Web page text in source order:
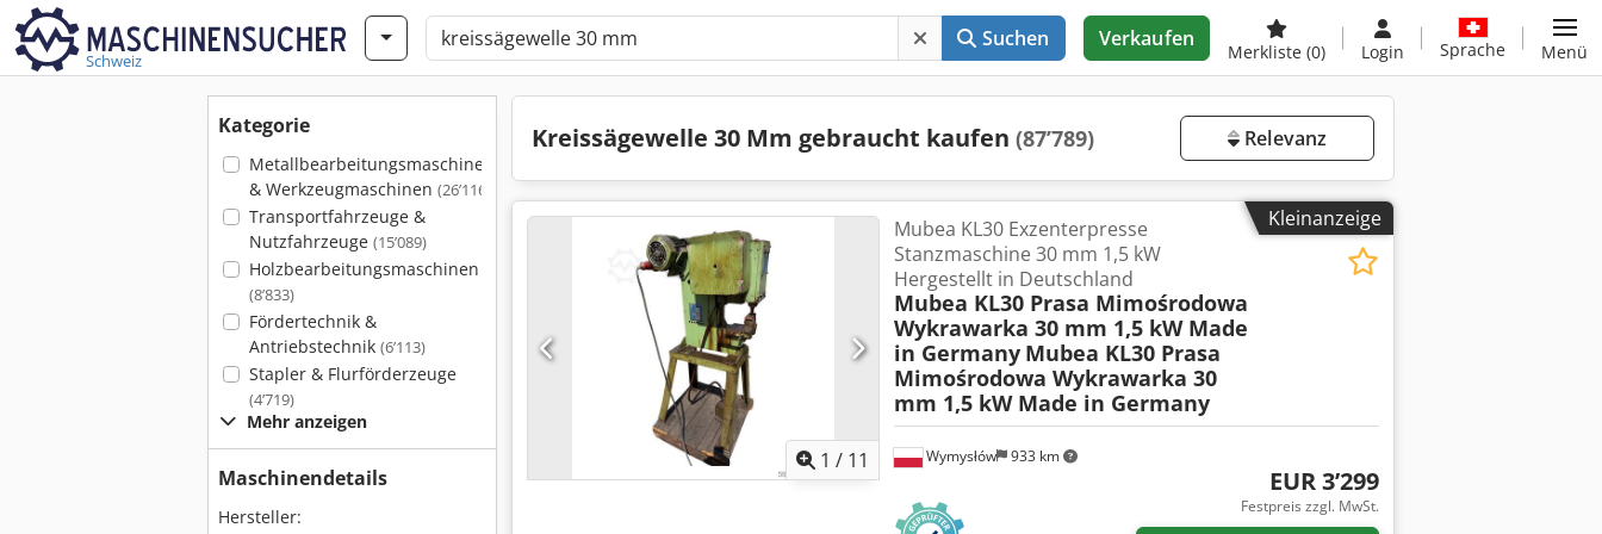
Schweiz
Suchen Verkaufen
Merkliste (0) Login Sprache Menü
Kategorie
Metallbearbeitungsmaschinen
& Werkzeugmaschinen (26’116)
Transportfahrzeuge &
Nutzfahrzeuge (15’089)
Holzbearbeitungsmaschinen
(8’833)
Fördertechnik &
Antriebstechnik (6’113)
Stapler & Flurförderzeuge
(4’719)
Mehr anzeigen
Maschinendetails
Hersteller:
Kreissägewelle 30 Mm gebraucht kaufen (87’789) Relevanz
Kleinanzeige
1 / 11 Wymysłów 933 km
Mubea KL30 Exzenterpresse
Stanzmaschine 30 mm 1,5 kW
Hergestellt in Deutschland
Mubea KL30 Prasa Mimośrodowa
Wykrawarka 30 mm 1,5 kW Made
in Germany Mubea KL30 Prasa
Mimośrodowa Wykrawarka 30
mm 1,5 kW Made in Germany
EUR 3’299
Festpreis zzgl. MwSt.